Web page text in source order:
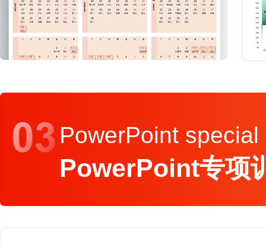
PowerPoint
PowerPoint专项